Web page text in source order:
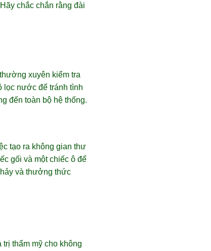
chắc chắn rằng đài
xuyên kiểm tra
lọc nước để tránh tình
đến toàn bộ hệ thống.
tạo ra không gian thư
gối và một chiếc ô để
và thưởng thức
thẩm mỹ cho không